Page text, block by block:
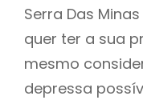
Serra Das
quer ter a sua
mesmo
depressa